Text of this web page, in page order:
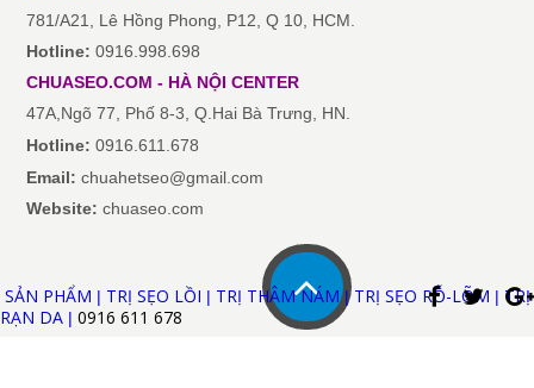
781/A21, Lê Hồng Phong, P12, Q 10, HCM.
Hotline: 0916.998.698
CHUASEO.COM - HÀ NỘICENTER
47A,Ngõ 77, Phố 8-3, Q.Hai Bà Trưng, HN.
Hotline: 0916.611.678
Email:chuahetseo@gmail.com
Website: chuaseo.com
SẢN PHẨM | TRỊ SẸO LỒI | TRỊ THÂM NÁM|TRỊ SẸO RỖ-LÕM | TRỊ
RẠN DA | 0916 611 678